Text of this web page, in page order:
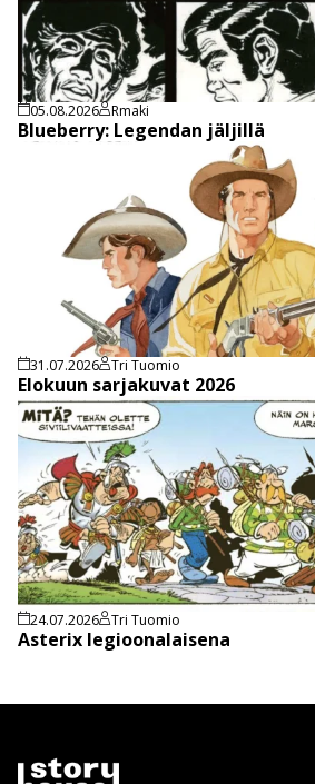
05.08.2026 Rmaki
Blueberry: Legendan jäljillä
31.07.2026 Tri Tuomio
Elokuun sarjakuvat 2026
24.07.2026 Tri Tuomio
Asterix legioonalaisena